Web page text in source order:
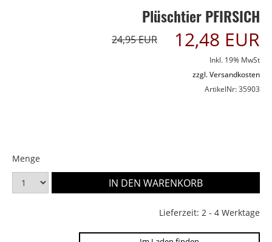
Plüschtier PFIRSICH
24,95 EUR 12,48 EUR
Inkl. 19% MwSt
zzgl. Versandkosten
ArtikelNr: 35903
Menge
Lieferzeit: 2 - 4 Werktage